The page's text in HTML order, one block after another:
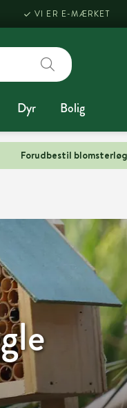
Forudbestil
VI ER E-MÆRKET
Dyr Bolig